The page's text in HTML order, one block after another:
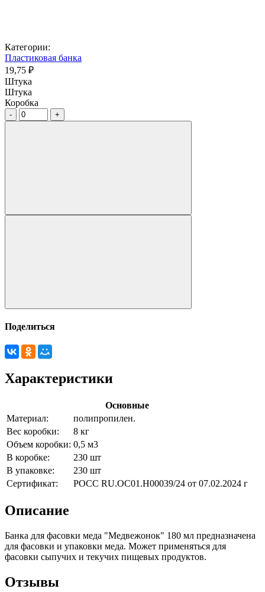
Категории:
Пластиковая банка
19,75 ₽
Штука
Штука
Коробка
Поделиться
Характеристики
Основные
Материал:
полипропилен.
Вес коробки:
8 кг
Объем коробки: 0,5 м3
В коробке:
230 шт
В упаковке:
230 шт
Сертификат:
РОСС RU.ОС01.Н00039/24 от 07.02.2024 г
Описание
Банка для фасовки меда "Медвежонок" 180 мл предназначена
для фасовки и упаковки меда. Может применяться для
фасовки сыпучих и текучих пищевых продуктов.
Отзывы